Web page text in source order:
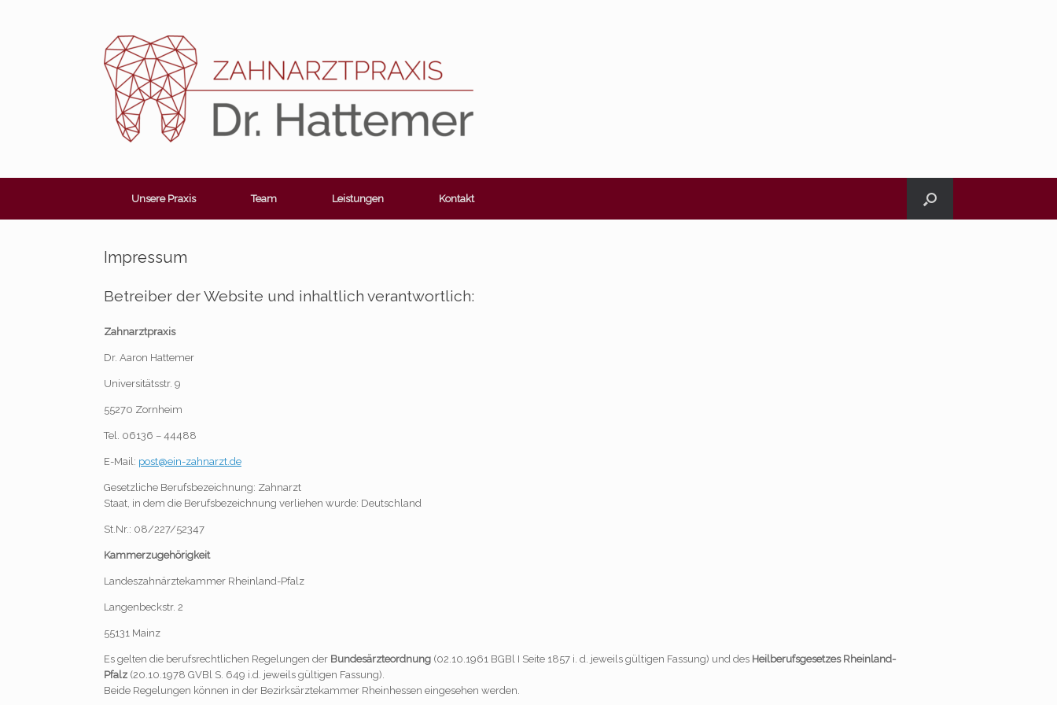
Unsere Praxis Team Leistungen Kontakt
Impressum
Betreiber der Website und inhaltlich verantwortlich:
Zahnarztpraxis
Dr. Aaron Hattemer
Universitätsstr. 9
55270 Zornheim
Tel. 06136 – 44488
E-Mail: post@ein-zahnarzt.de
Gesetzliche Berufsbezeichnung: Zahnarzt
Staat, in dem die Berufsbezeichnung verliehen wurde: Deutschland
St.Nr.: 08/227/52347
Kammerzugehörigkeit
Landeszahnärztekammer Rheinland-Pfalz
Langenbeckstr. 2
55131 Mainz
Es gelten die berufsrechtlichen Regelungen der Bundesärzteordnung (02.10.1961 BGBl I Seite 1857 i. d. jeweils gültigen Fassung) und des Heilberufsgesetzes Rheinland-
Pfalz (20.10.1978 GVBl S. 649 i.d. jeweils gültigen Fassung).
Beide Regelungen können in der Bezirksärztekammer Rheinhessen eingesehen werden.